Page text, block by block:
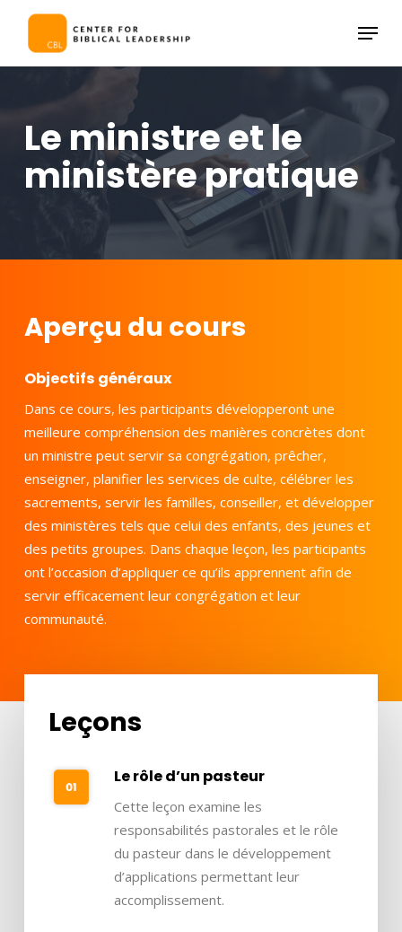
Menu
Le ministre et le
ministère pratique
Aperçu du cours
Objectifs généraux
Dans ce cours, les participants développeront une
meilleure compréhension des manières concrètes dont
un ministre peut servir sa congrégation, prêcher,
enseigner, planifier les services de culte, célébrer les
sacrements, servir les familles, conseiller, et développer
des ministères tels que celui des enfants, des jeunes et
des petits groupes. Dans chaque leçon, les participants
ont l’occasion d’appliquer ce qu’ils apprennent afin de
servir efficacement leur congrégation et leur
communauté.
Leçons
Le rôle d’un pasteur
Cette leçon examine les
responsabilités pastorales et le rôle
du pasteur dans le développement
d’applications permettant leur
accomplissement.